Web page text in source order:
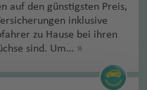
auf den günstigsten Preis,
inklusive
zu Hause bei ihren
sind. Um… »